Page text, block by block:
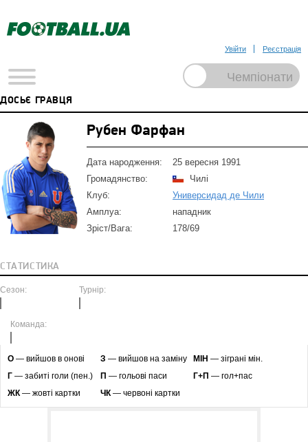
Увійти Реєстрація
ДОСЬЄ ГРАВЦЯ
Рубен Фарфан
Дата народження:
25 вересня 1991
Громадянство:
Чилі
Клуб:
Универсидад де Чили
Амплуа:
нападник
Зріст/Вага:
178/69
СТАТИСТИКА
Сезон: Турнір:
Команда:
O — вийшов в онові З — вийшов на заміну МІН — зіграні мін.
Г — забиті голи (пен.) П — гольові паси Г+П — гол+пас
ЖК— жовті картки ЧК— червоні картки